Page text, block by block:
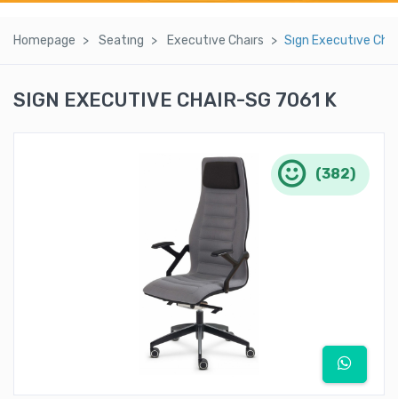
Homepage Seatıng Executıve Chaırs Sıgn Executıve
SIGN EXECUTIVE CHAIR-SG 7061 K
(382)